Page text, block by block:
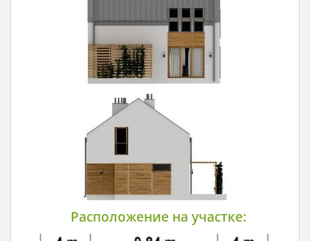
Расположение на участке: